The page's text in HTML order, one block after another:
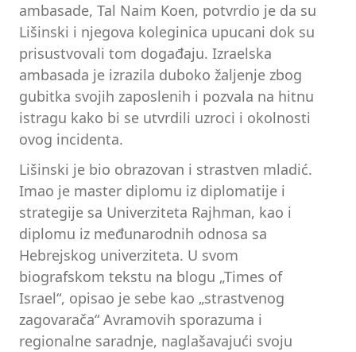
ambasade, Tal Naim Koen, potvrdio je da su
Lišinski i njegova koleginica upucani dok su
prisustvovali tom događaju. Izraelska
ambasada je izrazila duboko žaljenje zbog
gubitka svojih zaposlenih i pozvala na hitnu
istragu kako bi se utvrdili uzroci i okolnosti
ovog incidenta.
Lišinski je bio obrazovan i strastven mladić.
Imao je master diplomu iz diplomatije i
strategije sa Univerziteta Rajhman, kao i
diplomu iz međunarodnih odnosa sa
Hebrejskog univerziteta. U svom
biografskom tekstu na blogu „Times of
Israel“, opisao je sebe kao „strastvenog
zagovarača“ Avramovih sporazuma i
regionalne saradnje, naglašavajući svoju